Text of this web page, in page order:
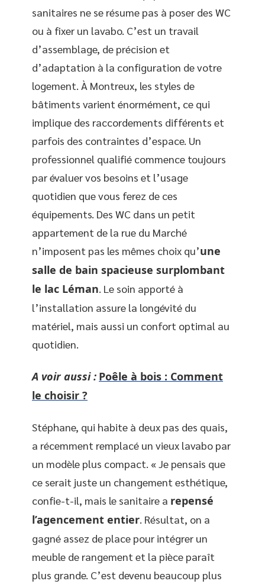
sanitaires ne se résume pas à poser des WC
ou à fixer un lavabo. C’est un travail
d’assemblage, de précision et
d’adaptation à la configuration de votre
logement. À Montreux, les styles de
bâtiments varient énormément, ce qui
implique des raccordements différents et
parfois des contraintes d’espace. Un
professionnel qualifié commence toujours
par évaluer vos besoins et l’usage
quotidien que vous ferez de ces
équipements. Des WC dans un petit
appartement de la rue du Marché
n’imposent pas les mêmes choix qu’une
salle de bain spacieuse surplombant
le lac Léman. Le soin apporté à
l’installation assure la longévité du
matériel, mais aussi un confort optimal au
quotidien.
A voir aussi : Poêle à bois : Comment
le choisir ?
Stéphane, qui habite à deux pas des quais,
a récemment remplacé un vieux lavabo par
un modèle plus compact. « Je pensais que
ce serait juste un changement esthétique,
confie-t-il, mais le sanitaire a repensé
l’agencement entier. Résultat, on a
gagné assez de place pour intégrer un
meuble de rangement et la pièce paraît
plus grande. C’est devenu beaucoup plus